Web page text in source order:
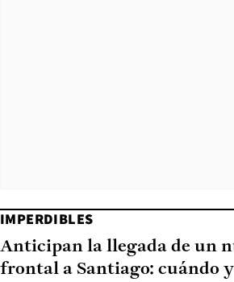
IMPERDIBLES
Anticipan la llegada de un
frontal a Santiago: cuándo